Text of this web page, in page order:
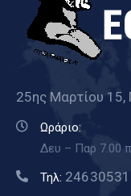
25ης Μαρτίου 15,
Ωράριο:
Δευ – Παρ 7.00
Τηλ: